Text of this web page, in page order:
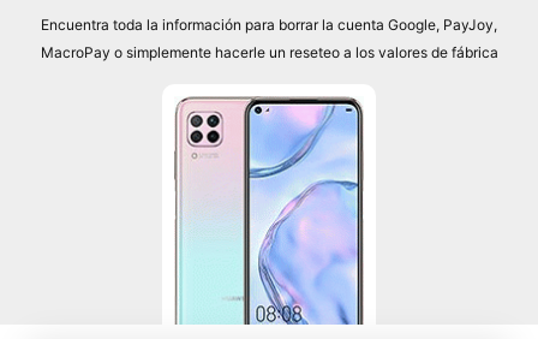
Encuentra toda la información para borrar la cuenta Google, PayJoy,
MacroPay o simplemente hacerle un reseteo a los valores de fábrica